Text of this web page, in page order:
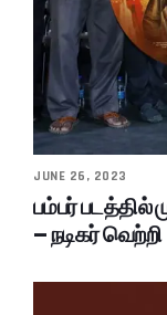
JUNE 26, 2023
பம்பர்
– நடிகர் வெற்றி